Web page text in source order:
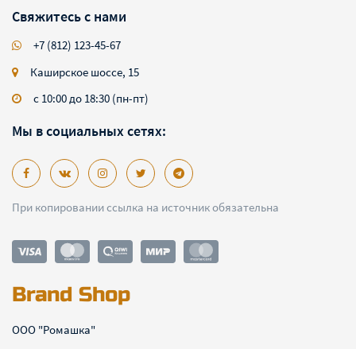
Brand Shop
ООО "Ромашка"
Свяжитесь с нами
+7 (812) 123-45-67
Каширское шоссе, 15
с 10:00 до 18:30 (пн-пт)
Мы в социальных сетях:
При копировании ссылка на источник обязательна